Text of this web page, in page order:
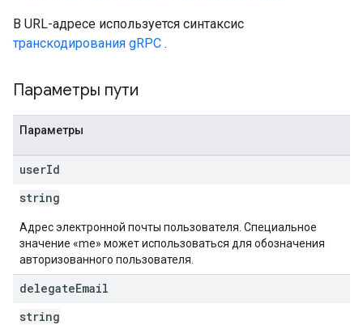
В URL-адресе используется синтаксис
транскодирования gRPC .
Параметры пути
Параметры
userId
string
Адрес электронной почты пользователя. Специальное
значение «me» может использоваться для обозначения
авторизованного пользователя.
delegateEmail
string